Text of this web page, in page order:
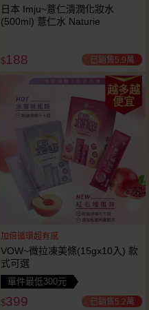
日本 Imju~薏仁清潤化妝水
(500ml) 薏仁水 Naturie
$188 已銷售5.9萬
越多越
便宜
加倍循環超有感
VOW~微拉凍美條(15gx10入) 款
式可選
單件最低300元
$399 已銷售5.2萬